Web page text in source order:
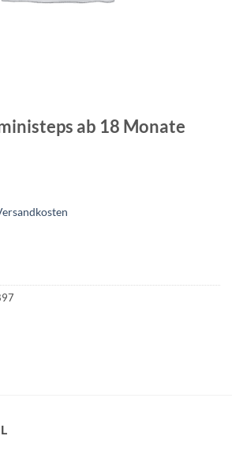
ab 18 Monate